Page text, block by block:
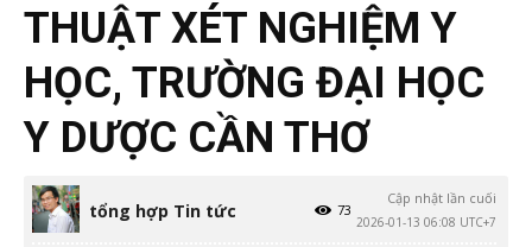
THUẬT XÉT NGHIỆM Y
HỌC, TRƯỜNG ĐẠI HỌC
Y DƯỢC CẦN THƠ
tổng hợp Tin tức
Cập nhật lần cuối
2026-01-13 06:08 UTC+7
73